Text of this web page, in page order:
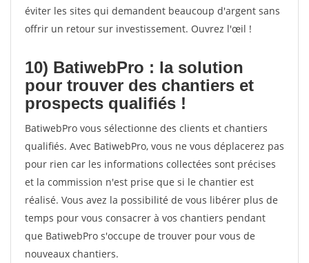
éviter les sites qui demandent beaucoup d'argent sans
offrir un retour sur investissement. Ouvrez l'œil !
10) BatiwebPro : la solution
pour trouver des chantiers et
prospects qualifiés !
BatiwebPro vous sélectionne des clients et chantiers
qualifiés. Avec BatiwebPro, vous ne vous déplacerez pas
pour rien car les informations collectées sont précises
et la commission n'est prise que si le chantier est
réalisé. Vous avez la possibilité de vous libérer plus de
temps pour vous consacrer à vos chantiers pendant
que BatiwebPro s'occupe de trouver pour vous de
nouveaux chantiers.